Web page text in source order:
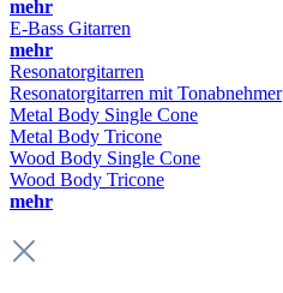
mehr
E-Bass Gitarren
mehr
Resonatorgitarren
Resonatorgitarren mit Tonabnehmer
Metal Body Single Cone
Metal Body Tricone
Wood Body Single Cone
Wood Body Tricone
mehr